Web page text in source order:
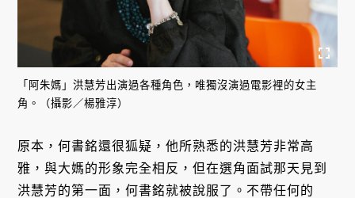
「阿朱媽」洪慧芳出演過各種角色，唯獨沒演過電影裡的女主
角。（攝影／楊雅淳）
原本，何書銘還很狐疑，他所熟悉的洪慧芳非常高
雅，與大媽的形象完全相反，但在選角面試那天見到
洪慧芳的第一面，何書銘就被說服了。不帶任何的